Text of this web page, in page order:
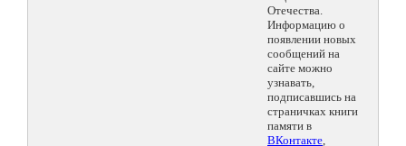
Отечества.
Информацию о
появлении новых
сообщений на
сайте можно
узнавать,
подписавшись на
страничках книги
памяти в
ВКонтакте,